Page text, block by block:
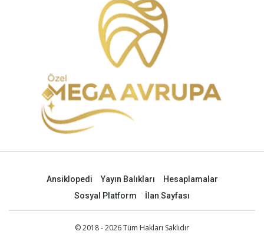
Ansiklopedi Yayın Balıkları
Hesaplamalar
Sosyal Platform
İlan Sayfası
© 2018 - 2026 Tüm Hakları Saklıdır